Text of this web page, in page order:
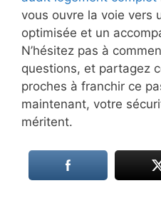
vous ouvre la voie vers
optimisée et un
N’hésitez pas à
questions, et partagez
proches à franchir ce
maintenant, votre
méritent.